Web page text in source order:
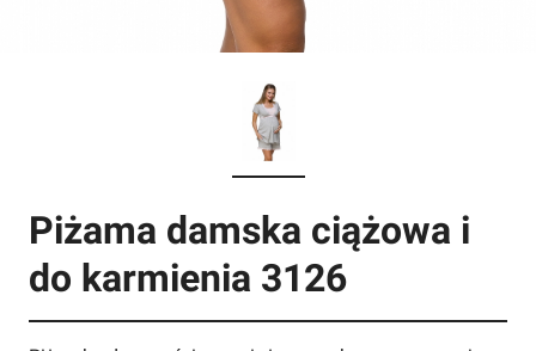
Piżama damska ciążowa i
do karmienia 3126